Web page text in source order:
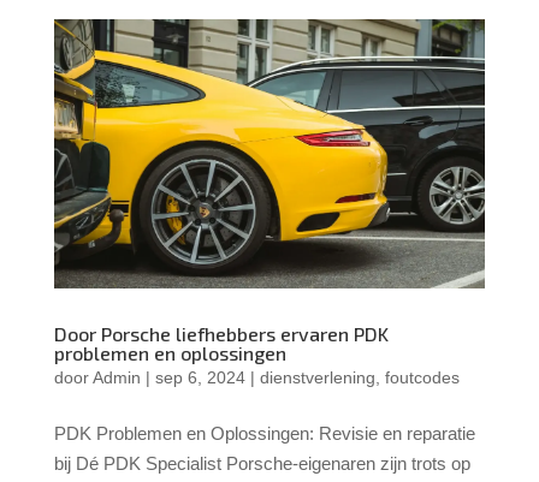
Door Porsche liefhebbers ervaren PDK
problemen en oplossingen
doorAdmin | sep 6, 2024| dienstverlening, foutcodes
PDK Problemen en Oplossingen: Revisie en reparatie
bij Dé PDK Specialist Porsche-eigenaren zijn trots op